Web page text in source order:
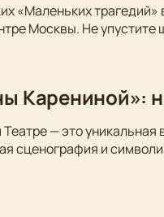
«Маленьких
Москвы. Не упустите
Карениной»:
— это
сценография и